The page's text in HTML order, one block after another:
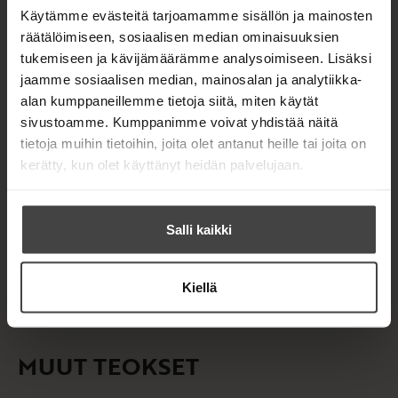
Käytämme evästeitä tarjoamamme sisällön ja mainosten
räätälöimiseen, sosiaalisen median ominaisuuksien
tukemiseen ja kävijämäärämme analysoimiseen. Lisäksi
jaamme sosiaalisen median, mainosalan ja analytiikka-
alan kumppaneillemme tietoja siitä, miten käytät
sivustoamme. Kumppanimme voivat yhdistää näitä
tietoja muihin tietoihin, joita olet antanut heille tai joita on
kerätty, kun olet käyttänyt heidän palvelujaan.
Salli kaikki
Kiellä
Kirjan tiedot
Kirjan kuvapankkikuvat
OSTA TEOS
s
t
i
r
a
.
i
K
e
l
E-kirja / epub3
B
e
a
MUUT TEOKSET